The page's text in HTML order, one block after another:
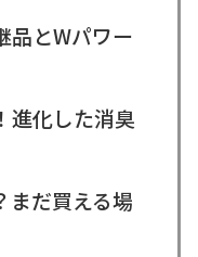
品とWパワー
進化した消臭
まだ買える場